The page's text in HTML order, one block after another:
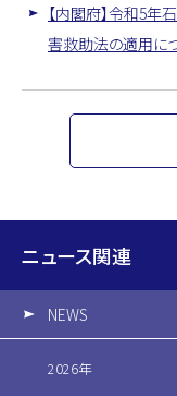
【内閣府】令和5
害救助法の適用に
ニュース関連
NEWS
2026年